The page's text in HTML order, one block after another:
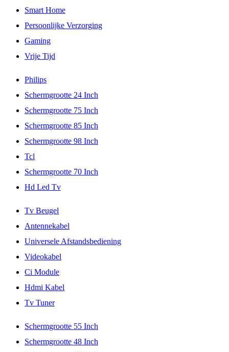
Smart Home
Persoonlijke Verzorging
Gaming
Vrije Tijd
Philips
Schermgrootte 24 Inch
Schermgrootte 75 Inch
Schermgrootte 85 Inch
Schermgrootte 98 Inch
Tcl
Schermgrootte 70 Inch
Hd Led Tv
Tv Beugel
Antennekabel
Universele Afstandsbediening
Videokabel
Ci Module
Hdmi Kabel
Tv Tuner
Schermgrootte 55 Inch
Schermgrootte 48 Inch